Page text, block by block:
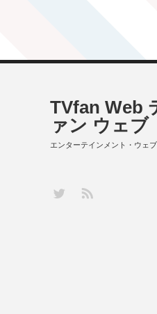
TVfan Web
ァン ウェブ
エンターテインメント・ウェ
Twitter